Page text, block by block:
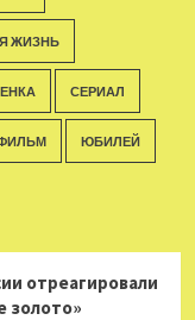
ЖИЗНЬ
СЕРИАЛ
ЮБИЛЕЙ
отреагировали
золото»